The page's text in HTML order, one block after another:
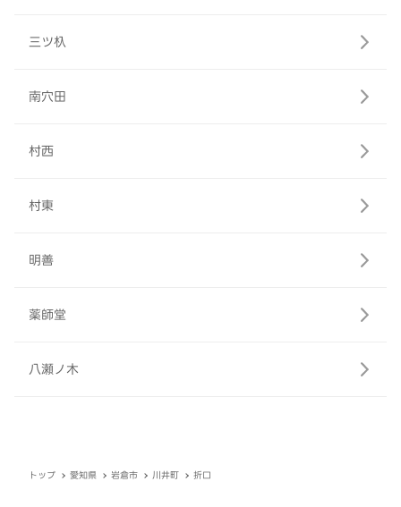
三ツ杁
南穴田
村西
村東
明善
薬師堂
八瀬ノ木
トップ 愛知県 岩倉市 川井町 折口